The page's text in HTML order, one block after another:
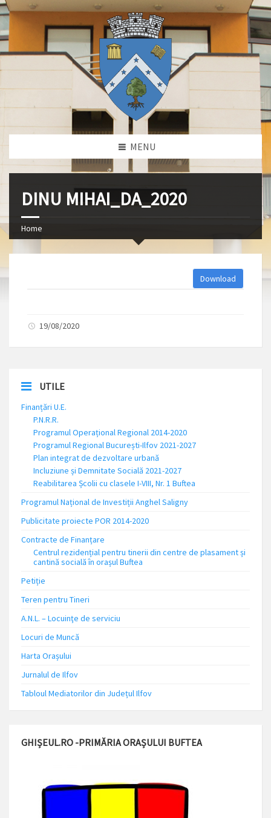
MENU
DINU MIHAI_DA_2020
Home
Download
19/08/2020
UTILE
Finanțări U.E.
P.N.R.R.
Programul Operațional Regional 2014-2020
Programul Regional București-Ilfov 2021-2027
Plan integrat de dezvoltare urbană
Incluziune și Demnitate Socială 2021-2027
Reabilitarea Școlii cu clasele I-VIII, Nr. 1 Buftea
Programul Național de Investiții Anghel Saligny
Publicitate proiecte POR 2014-2020
Contracte de Finanțare
Centrul rezidențial pentru tinerii din centre de plasament și
cantină socială în orașul Buftea
Petiție
Teren pentru Tineri
A.N.L. – Locuinţe de serviciu
Locuri de Muncă
Harta Orașului
Jurnalul de Ilfov
Tabloul Mediatorilor din Județul Ilfov
GHIȘEUL.RO -PRIMĂRIA ORAȘULUI BUFTEA